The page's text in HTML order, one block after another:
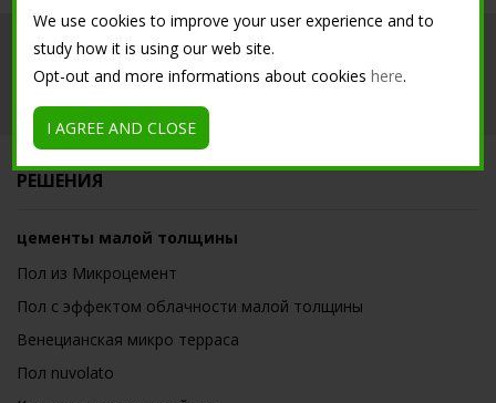
продукты инструменты
Обучение Isoplam
РЕШЕНИЯ
цементы малой толщины
Пол из Микроцемент
Пол с эффектом облачности малой толщины
Венецианская микро терраса
Пол nuvolato
We use cookies to improve your user experience and to
study how it is using our web site.
Opt-out and more informations about cookieshere.
I AGREE AND CLOSE